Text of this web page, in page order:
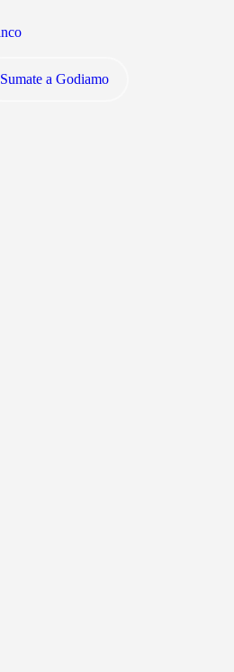
Sumate a Godiamo